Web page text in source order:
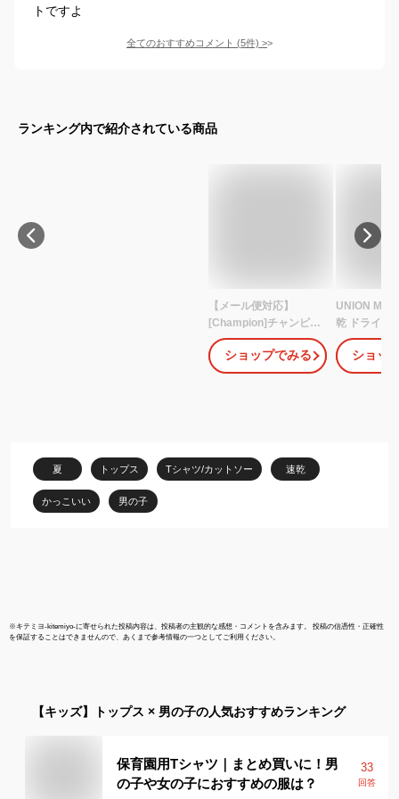
トですよ
全てのおすすめコメント (5件) >
ランキング内で紹介されている商品
【メール便対応】
[Champion]チャンピオ
ン ジュニア ドライ半袖T
シャツ
[130/140/150/160cm]C
ルTシャツ 学校 部活 シ
ンプルT スポーツ 2023
ショップでみる
UNION
乾 ドライメ
ツ キッズ
子ども 子供
半袖 クルー
ショッ
夏 トップス Tシャツ/カットソー 速乾
かっこいい 男の子
※キテミヨ-kitemiyo-に寄せられた投稿内容は、投稿者の主観的な感想・コメントを含みます。 投稿の信憑性・正確性
を保証することはできませんので、あくまで参考情報の一つとしてご利用ください。
【キッズ】 トップス × 男の子の人気おすすめランキング
保育園用Tシャツ｜まとめ買いに！男
の子や女の子におすすめの服は？
33
回答